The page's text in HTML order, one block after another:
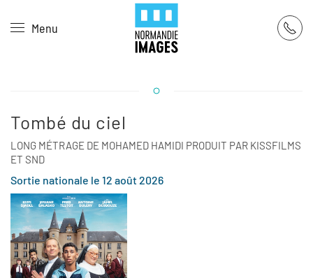
Skip to main content
Menu
Tombé du ciel
LONG MÉTRAGE DE MOHAMED HAMIDI PRODUIT PAR KISSFILMS
ET SND
Sortie nationale le 12 août 2026
Panneau de gestion des cookies